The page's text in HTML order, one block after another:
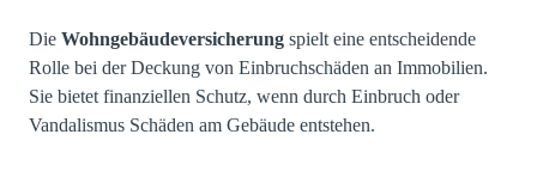
Die Wohngebäudeversicherung spielt eine entscheidende
Rolle bei der Deckung von Einbruchschäden an Immobilien.
Sie bietet finanziellen Schutz, wenn durch Einbruch oder
Vandalismus Schäden am Gebäude entstehen.